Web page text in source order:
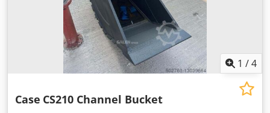
1 /4
Case CS210 Channel Bucket